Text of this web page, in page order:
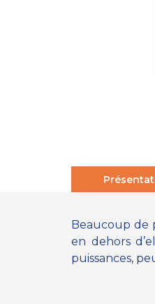
Beaucoup de
en dehors
puissances,